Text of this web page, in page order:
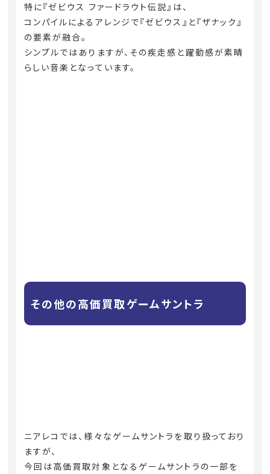
特に『ゼビウス ファードラウト伝説』は、
コンパイルによるアレンジで『ゼビウス』と『ザナック』
の要素が融合。
シンプルではありますが、その疾走感と躍動感が素晴
らしい音楽となっています。
その他の高価買取ゲームサントラ
ニアレコでは、様々なゲームサントラを取り扱っており
ますが、
今回は高価買取対象となるゲームサントラの一部を